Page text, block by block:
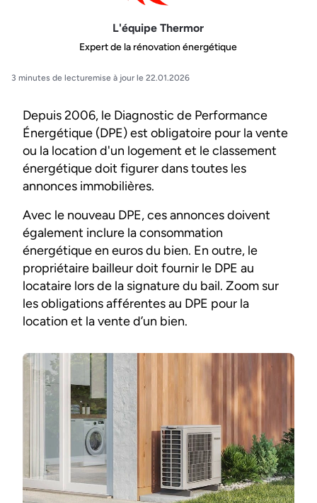
L'équipe Thermor
Expert de la rénovation énergétique
3 minutes de lecturemise à jour le 22.01.2026
Depuis 2006, le Diagnostic de Performance
Énergétique (DPE) est obligatoire pour la vente
ou la location d'un logement et le classement
énergétique doit figurer dans toutes les
annonces immobilières.
Avec le nouveau DPE, ces annonces doivent
également inclure la consommation
énergétique en euros du bien. En outre, le
propriétaire bailleur doit fournir le DPE au
locataire lors de la signature du bail. Zoom sur
les obligations afférentes au DPE pour la
location et la vente d’un bien.